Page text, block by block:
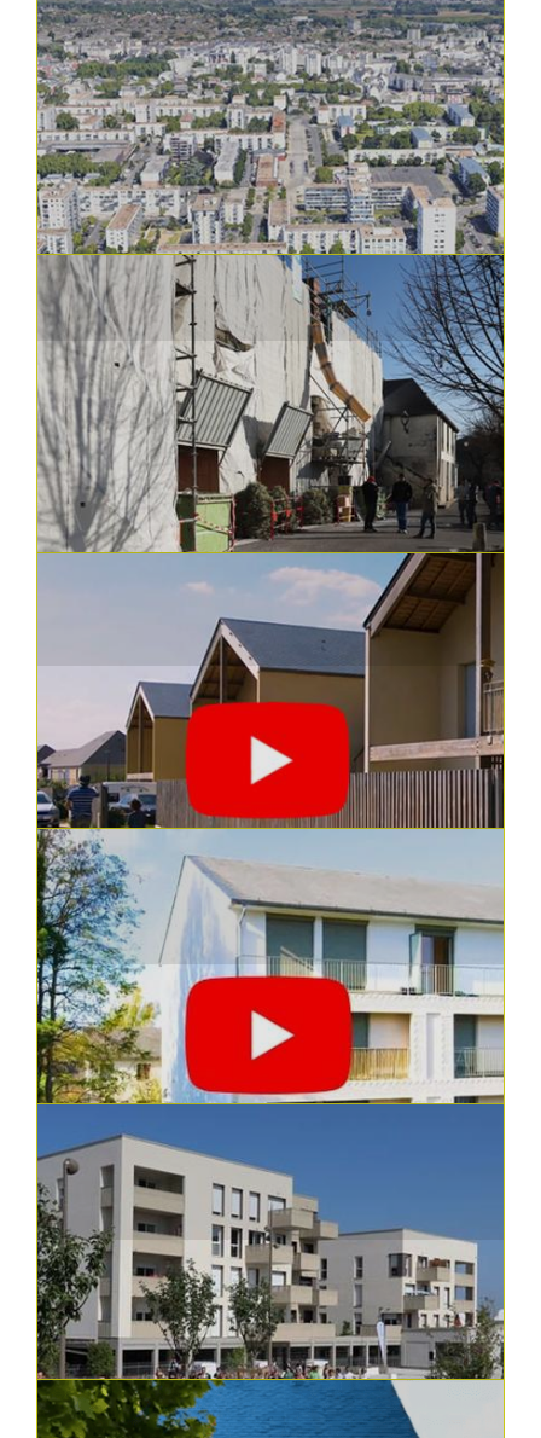
30.11.2023
Constructions, réhabilitations et aménagements
La Résidence « Ô Jardin » à St Cyr-sur-
Loire, a été livrée le 30 novembre 2023 !
Située sur l’opération d’aménagement «
Central Parc », initiée par la ville d...
En savoir plus
23.11.2023
Constructions, réhabilitations et aménagements
Restructuration du quartier de la
Rabière à Joué-lès-Tours
Le Nouveau programme national de
renouvellement urbain (NPNRU) est un projet
...
Constructions, réhabilitations et aménagements
Un ancien hôpital transformé en
logements sociaux à Luynes
Il y a 46 ans, VTH achetait l’ancien hôpital de
Luynes pour créer des logemen...
En savoir plus
04.09.2023
Constructions, réhabilitations et aménagements | En vidéos
Nos opérations vues du ciel
Construction "Clémortier" de 5 logements
individuels et 6 logements collectif...
En savoir plus
29.08.2023
Constructions, réhabilitations et aménagements | En vidéos
Nos opérations vues du ciel
Réhabilitation de 32 logements collectifs du
groupe "Le Canal 2" à Bourgueil